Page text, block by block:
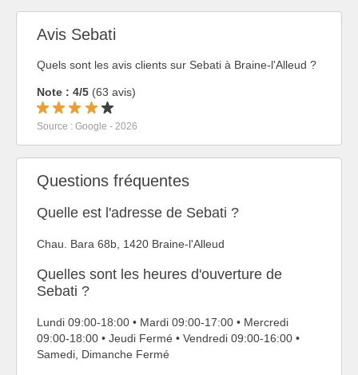
Avis Sebati
Quels sont les avis clients sur Sebati à Braine-l'Alleud ?
Note : 4/5 (63 avis)
Source : Google - 2026
Questions fréquentes
Quelle est l'adresse de Sebati ?
Chau. Bara 68b, 1420 Braine-l'Alleud
Quelles sont les heures d'ouverture de
Sebati ?
Lundi 09:00-18:00 • Mardi 09:00-17:00 • Mercredi
09:00-18:00 • Jeudi Fermé • Vendredi 09:00-16:00 •
Samedi, Dimanche Fermé